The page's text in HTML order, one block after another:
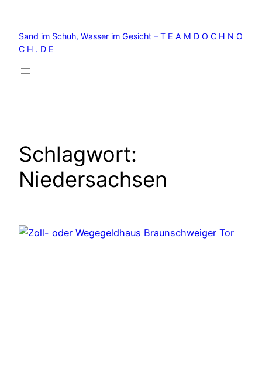
springen
Sand im Schuh, Wasser im Gesicht – T E A M D O C H N O
C H . D E
Schlagwort:
Niedersachsen